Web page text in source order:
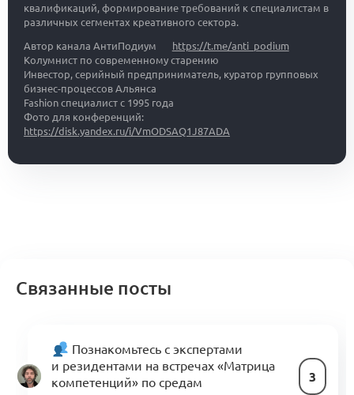
квалификаций, формирование требований к специалистам в
различных сегментах креативного сектора.
Автор канала АнтиПодиум
https://t.me/anti_podium
Колумнист по современному старению
Инвестор, серийный предприниматель, куратор групповых
бизнес-процессов Альянса
Fashion специалист с 1995 года
Фото для конференций:
https://disk.yandex.ru/i/VmODSAQ1J87ADA
Связанные посты
Познакомьтесь с экспертами
и резидентами на встречах «Матрица
компетенций» по средам
3